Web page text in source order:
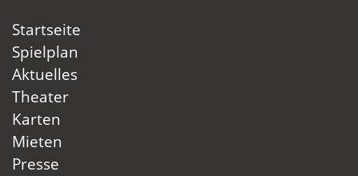
Startseite
Spielplan
Aktuelles
Theater
Karten
Mieten
Presse